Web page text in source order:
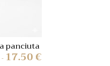
panciuta
- 17.50€